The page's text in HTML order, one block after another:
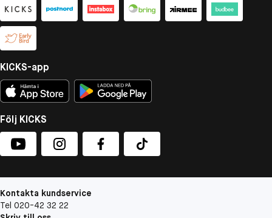
KICKS-app
Följ KICKS
Kontakta kundservice
Tel 020-42 32 22